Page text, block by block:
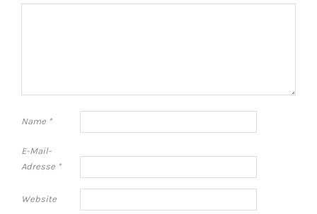
Name *
E-Mail-
Adresse *
Website